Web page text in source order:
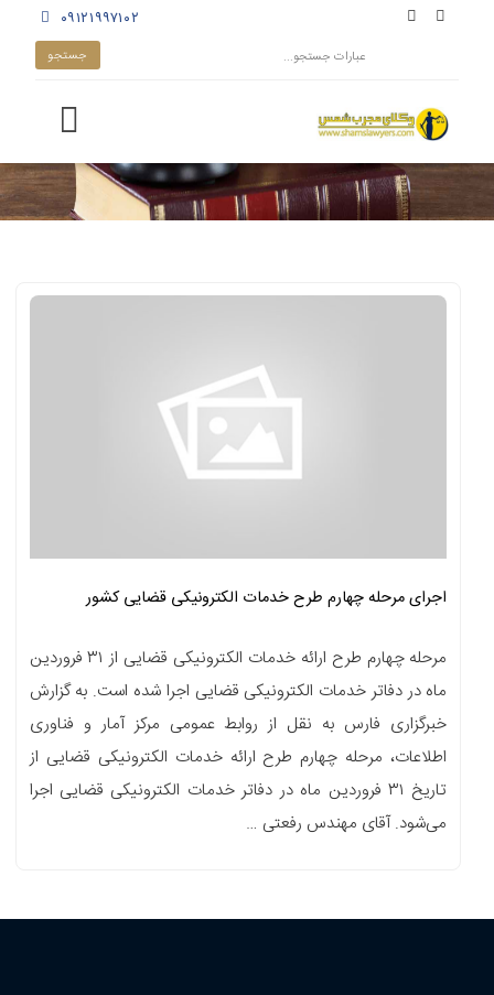
۰۹۱۲۱۹۹۷۱۰۲
اجرای مرحله چهارم طرح خدمات الکترونیکی قضایی کشور
مرحله چهارم طرح ارائه خدمات الکترونیکی قضایی از ۳۱ فروردین
ماه در دفاتر خدمات الکترونیکی قضایی اجرا شده است. به گزارش
خبرگزاری فارس به نقل از روابط عمومی مرکز آمار و فناوری
اطلاعات،‌ مرحله چهارم طرح ارائه خدمات الکترونیکی قضایی از
تاریخ ۳۱ فروردین ماه در دفاتر خدمات الکترونیکی قضایی اجرا
می‌شود. آقای مهندس رفعتی …